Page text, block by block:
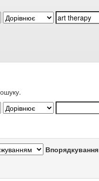
Впорядкування